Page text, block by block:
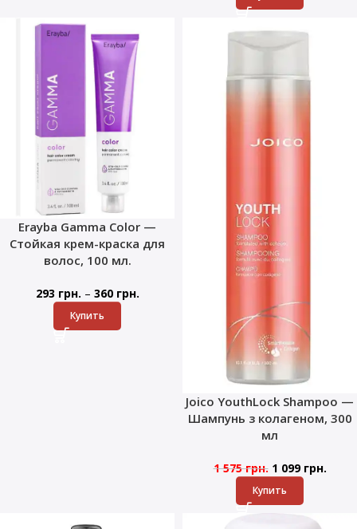
Erayba Gamma Color —
Стойкая крем-краска для
волос, 100 мл.
293 грн. – 360 грн.
Купить
Joico YouthLock Shampoo —
Шампунь з колагеном, 300
мл
1 575грн. 1 099 грн.
Купить